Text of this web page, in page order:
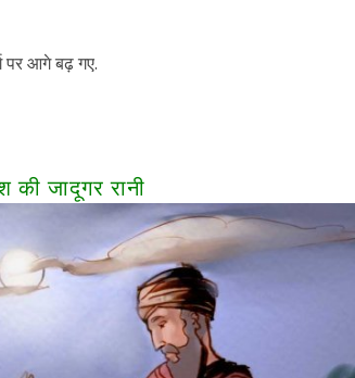
पर आगे बढ़ गए.
जादूगर रानी